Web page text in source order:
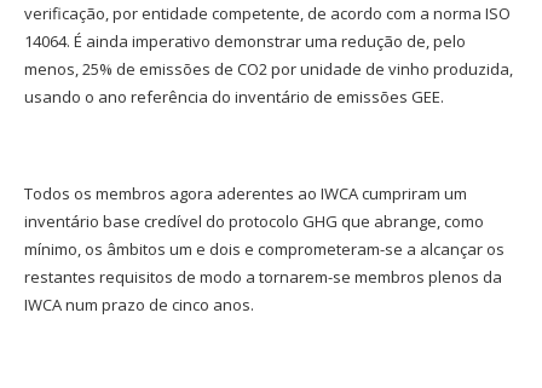
verificação, por entidade competente, de acordo com a norma ISO
14064. É ainda imperativo demonstrar uma redução de, pelo
menos, 25% de emissões de CO2 por unidade de vinho produzida,
usando o ano referência do inventário de emissões GEE.
Todos os membros agora aderentes ao IWCA cumpriram um
inventário base credível do protocolo GHG que abrange, como
mínimo, os âmbitos um e dois e comprometeram-se a alcançar os
restantes requisitos de modo a tornarem-se membros plenos da
IWCA num prazo de cinco anos.